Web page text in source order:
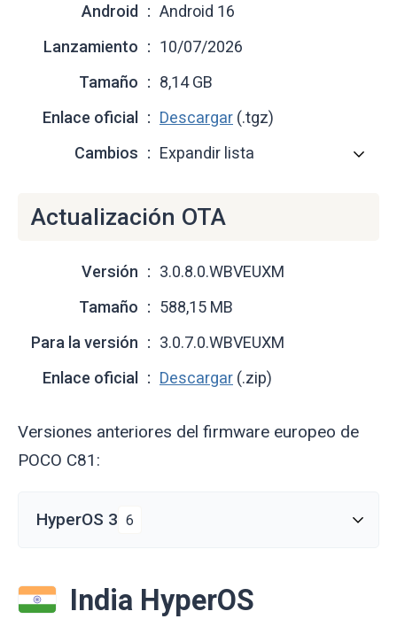
Android
Android 16
Lanzamiento
10/07/2026
Tamaño
8,14 GB
Enlace oficial
Descargar (.tgz)
Cambios
Expandir lista
Actualización OTA
Versión
3.0.8.0.WBVEUXM
Tamaño
588,15 MB
Para la versión
3.0.7.0.WBVEUXM
Enlace oficial
Descargar (.zip)
Versiones anteriores del firmware europeo de
POCO C81:
HyperOS 3 6
India HyperOS